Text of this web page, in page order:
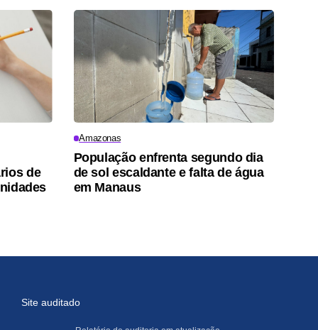
de
Amazonas
População enfrenta segundo dia
de sol escaldante e falta de água
em Manaus
Site auditado